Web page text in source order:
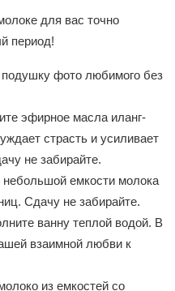
для вас точно
период!
подушку фото любимого без
эфирное масла иланг-
страсть и усиливает
не забирайте.
небольшой емкости молока
Сдачу не забирайте.
ванну теплой водой. В
взаимной любви к
из емкостей со